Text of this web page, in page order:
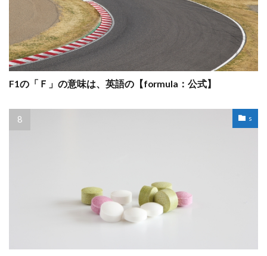
F1の「Ｆ」の意味は、英語の【formula：公式】
s